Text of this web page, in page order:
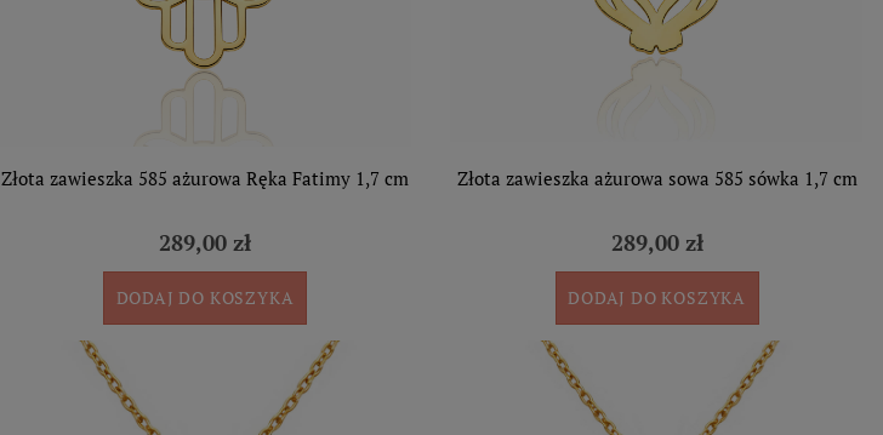
Złota zawieszka 585 ażurowa Ręka Fatimy 1,7 cm
289,00 zł
DODAJ DO KOSZYKA
Złota zawieszka ażurowa sowa 585 sówka 1,7 cm
289,00 zł
DODAJ DO KOSZYKA